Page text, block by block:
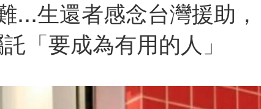
...生還者感念台灣援助，
「要成為有用的人」